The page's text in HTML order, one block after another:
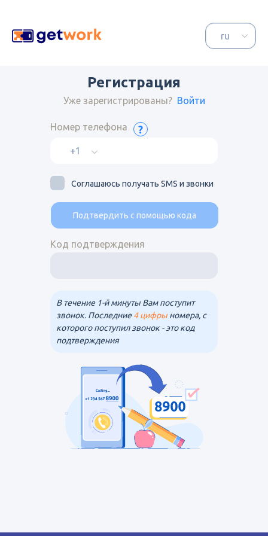
Регистрация
Уже зарегистрированы? Войти
Номер телефона
Соглашаюсь получать SMS и звонки
Подтвердить с помощью кода
Код подтверждения
В течение 1-й минуты Вам поступит
звонок. Последние4 цифры номера, с
которого поступил звонок - это код
подтверждения